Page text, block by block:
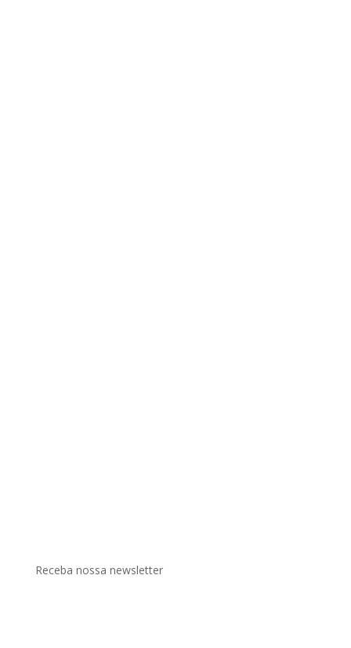
Receba nossa newsletter